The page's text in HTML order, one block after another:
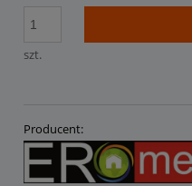
szt.
Producent: